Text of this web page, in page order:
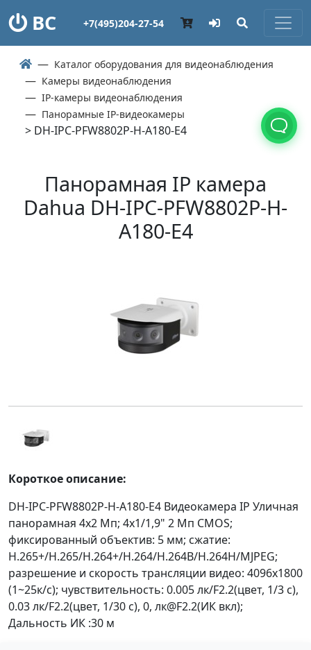
ВС +7(495)204-27-54
Каталог оборудования для видеонаблюдения
Камеры видеонаблюдения
IP-камеры видеонаблюдения
Панорамные IP-видеокамеры
> DH-IPC-PFW8802P-H-A180-E4
Панорамная IP камера
Dahua DH-IPC-PFW8802P-H-
A180-E4
Короткое описание:
DH-IPC-PFW8802P-H-A180-E4 Видеокамера IP Уличная
панорамная 4x2 Мп; 4x1/1,9" 2 Мп CMOS;
фиксированный объектив: 5 мм; сжатие:
H.265+/H.265/H.264+/H.264/H.264B/H.264H/MJPEG;
разрешение и скорость трансляции видео: 4096x1800
(1~25к/с); чувствительность: 0.005 лк/F2.2(цвет, 1/3 с),
0.03 лк/F2.2(цвет, 1/30 с), 0, лк@F2.2(ИК вкл);
Дальность ИК :30 м